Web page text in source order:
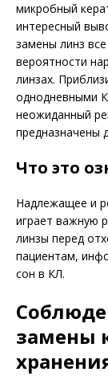
микробный
интересный
замены линз
вероятности
линзах.
однодневными
неожиданный
предназначены
Что это
Надлежащее и
играет важную
линзы перед
пациентам,
сон в КЛ.
замены